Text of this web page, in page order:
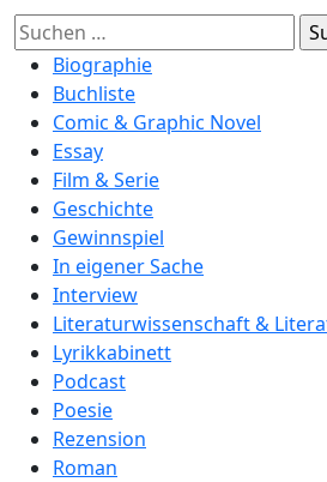
Suchen
nach:Biographie
Buchliste
Comic & Graphic Novel
Essay
Film & Serie
Geschichte
Gewinnspiel
In eigener Sache
Interview
Literaturwissenschaft &
Lyrikkabinett
Podcast
Poesie
Rezension
Roman